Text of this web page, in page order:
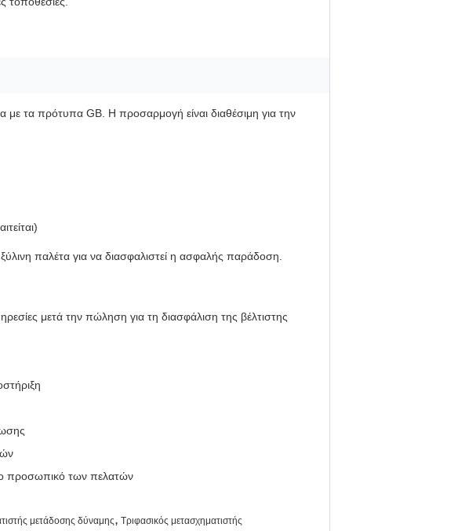
με τα πρότυπα GB. Η προσαρμογή είναι διαθέσιμη για την
παλέτα για να διασφαλιστεί η ασφαλής παράδοση.
μετά την πώληση για τη διασφάλιση της βέλτιστης
προσωπικό των πελατών
μετάδοσης δύναμης, Τριφασικός μετασχηματιστής